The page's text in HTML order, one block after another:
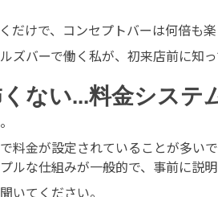
だけで、コンセプトバーは何倍も楽
ズバーで働く私が、初来店前に知
ない...料金システ
料金が設定されていることが多いで
ルな仕組みが一般的で、事前に説明
いてください。